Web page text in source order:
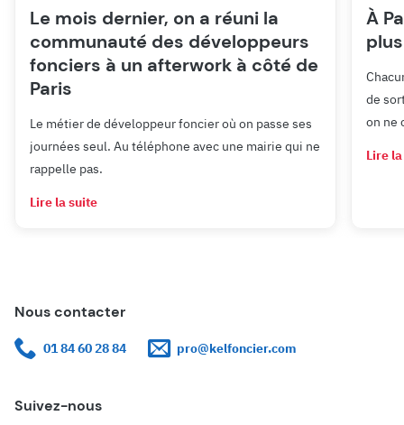
Le mois dernier, on a réuni la
communauté des développeurs
fonciers à un afterwork à côté de
Paris
Le métier de développeur foncier où on passe ses
journées seul. Au téléphone avec une mairie qui ne
rappelle pas.
Lire la suite
À
de
on ne
Lire
Nous contacter
01 84 60 28 84 pro@kelfoncier.com
Suivez-nous